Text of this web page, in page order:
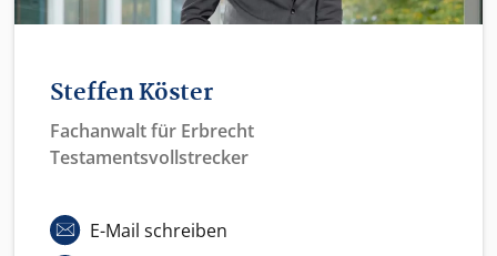
Steffen Köster
Fachanwalt für Erbrecht
Testamentsvollstrecker
E-Mail schreiben